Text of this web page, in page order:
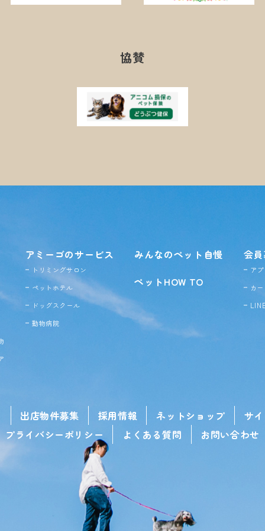
協賛
アミーゴのサービス
トリミングサロン
ペットホテル
ドッグスクール
動物病院
みんなのペット自慢
ペットHOW TO
会
ア
カ
出店物件募集 採用情報 ネットショップ
サ
プライバシーポリシー
よくある質問 お問い合わせ